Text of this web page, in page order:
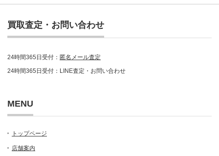
買取査定・お問い合わせ
24時間365日受付： 匿名メール査定
24時間365日受付：LINE査定・お問い合わせ
MENU
トップページ
店舗案内